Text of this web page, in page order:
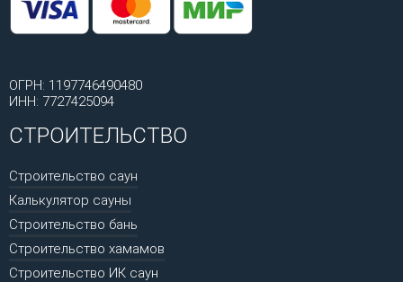
ОГРН: 1197746490480
ИНН: 7727425094
СТРОИТЕЛЬСТВО
Строительство саун
Калькулятор сауны
Строительство бань
Строительство хамамов
Строительство ИК саун